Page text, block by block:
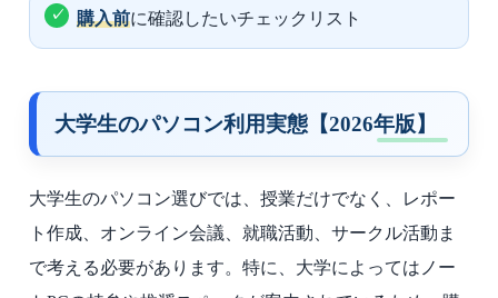
購入前に確認したいチェックリスト
大学生のパソコン利用実態【2026年版】
大学生のパソコン選びでは、授業だけでなく、レポー
ト作成、オンライン会議、就職活動、サークル活動ま
で考える必要があります。特に、大学によってはノー